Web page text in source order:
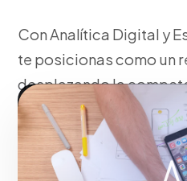
Con Analítica Digital y
te posicionas como un
desplazando la
tácticas corporativas
Fase 1:
Investigación de